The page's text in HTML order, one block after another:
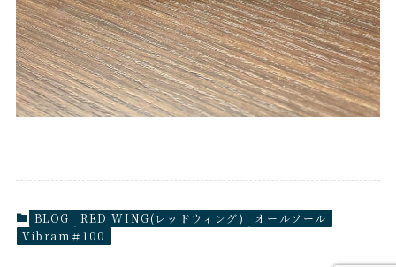
BLOG RED WING(レッドウィング)
オールソール
Vibram＃100